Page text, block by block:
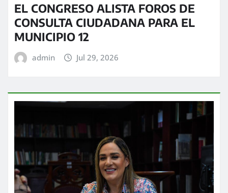
EL CONGRESO ALISTA FOROS DE
CONSULTA CIUDADANA PARA EL
MUNICIPIO 12
admin Jul 29, 2026